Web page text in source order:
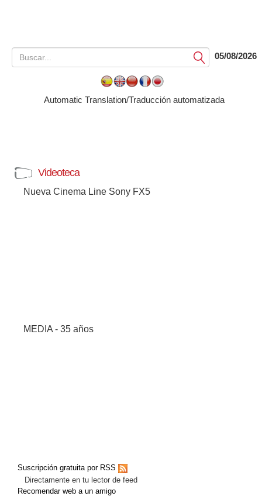
Submit05/08/2026
Automatic Translation/Traducción automatizada
Videoteca
Nueva Cinema Line Sony FX5
MEDIA - 35 años
Suscripción gratuita por RSS
Directamente en tu lector de feed
Recomendar web a un amigo